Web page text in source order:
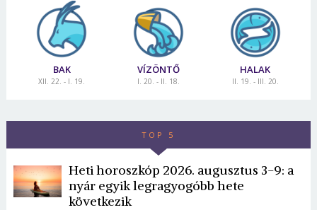
BAK
XII. 22. - I. 19.
VÍZÖNTŐ
I. 20. - II. 18.
HALAK
II. 19. - III. 20.
TOP 5
Heti horoszkóp 2026. augusztus 3-9: a
nyár egyik legragyogóbb hete
következik